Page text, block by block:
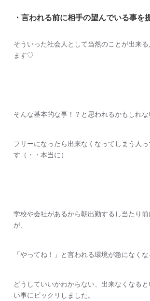
・言われる前に相手の望んでいる事を
そういった社会人として当然のことが出来
ます♡
そんな基本的な事！？と思われるかもしれ
フリーになったら出来なくなってしまう人
す（・・本当に）
学校や会社があるから朝出勤するし当たり
が、
「やってね！」と言われる環境が急になくな
どうしていいかわからない、出来なくなる
い事にビックリしました。